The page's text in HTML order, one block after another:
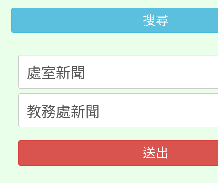
田徑場及游泳池舉行。
視費優惠，中低收入戶
半價優惠，詳情可洽有
者。
大園自造教育及科技
份教師增能研習
大溪自造教育及科技中
份教師研習
淨零綠生活教案入校路
會
115年食農教育專業人
程
搜尋
送出